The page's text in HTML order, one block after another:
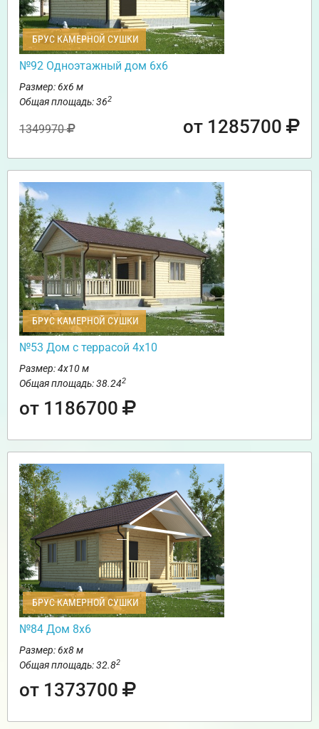
БРУС КАМЕРНОЙ СУШКИ
№92 Одноэтажный дом 6х6
Размер: 6х6 м
Общая площадь: 362
1349970 от 1285700
БРУС КАМЕРНОЙ СУШКИ
№53 Дом с террасой 4х10
Размер: 4х10 м
Общая площадь: 38.242
от 1186700
БРУС КАМЕРНОЙ СУШКИ
№84 Дом 8х6
Размер: 6х8 м
Общая площадь: 32.82
от 1373700